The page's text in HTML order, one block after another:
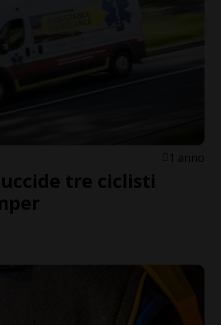
1 anno
tre ciclisti